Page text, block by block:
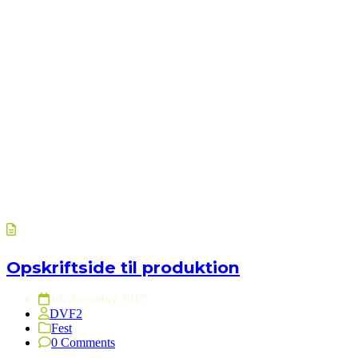
Opskriftside til produktion
10. december 2017
DVF2
Fest
0 Comments